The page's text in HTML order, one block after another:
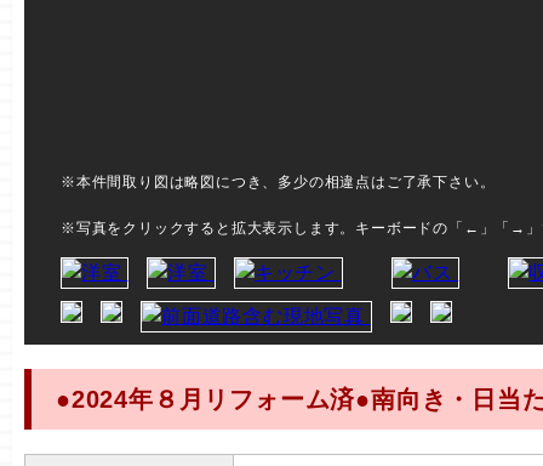
※本件間取り図は略図につき、多少の相違点はご了承下さい。
※写真をクリックすると拡大表示します。キーボードの「←」「→」
●2024年８月リフォーム済●南向き・日当